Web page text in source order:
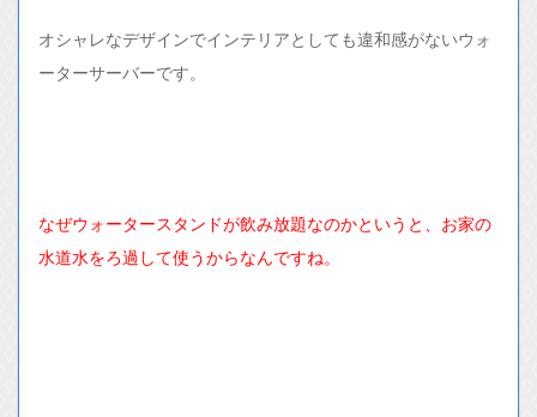
オシャレなデザインでインテリアとしても違和感がないウォ
ーターサーバーです。
なぜウォータースタンドが飲み放題なのかというと、お家の
水道水をろ過して使うからなんですね。